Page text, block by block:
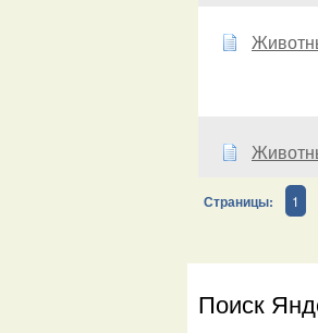
Страницы: 1
Поиск